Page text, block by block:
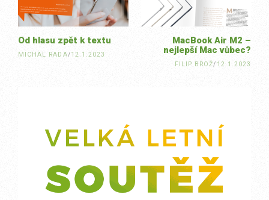
MacBook Air M2 –
nejlepší Mac vůbec?
FILIP BROŽ/ 12.1.2023
Od hlasu zpět k textu
MICHAL RADA/12.1.2023